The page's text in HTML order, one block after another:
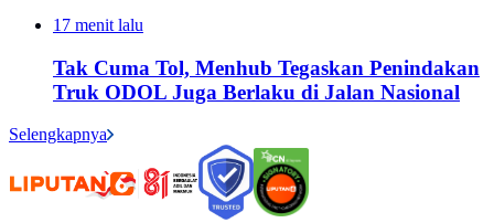
17 menit lalu
Tak Cuma Tol, Menhub Tegaskan Penindakan
Truk ODOL Juga Berlaku di Jalan Nasional
Selengkapnya